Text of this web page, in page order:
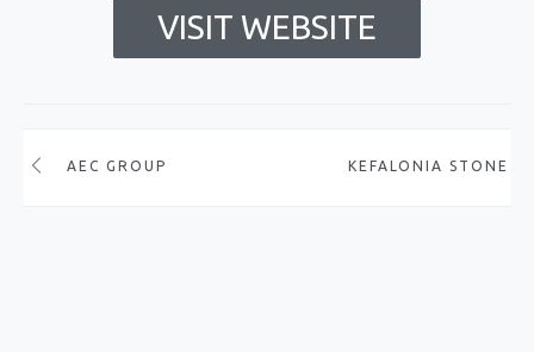
VISIT WEBSITE
AEC GROUP KEFALONIA STONE